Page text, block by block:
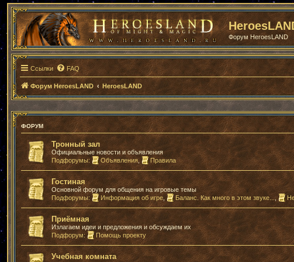
Форум HeroesLAND
Ссылки FAQ
Форум HeroesLAND HeroesLAND
ФОРУМ
Тронный зал
Официальные новости и объявления
Подфорумы:
Объявления Правила
Гостиная
Основной форум для общения на игровые темы
Подфорумы:
Информация об игре , Баланс. Как много в этом звуке...,
Приёмная
Излагаем идеи и предложения и обсуждаем их
Подфорум:
Помощь проекту
Учебная комната